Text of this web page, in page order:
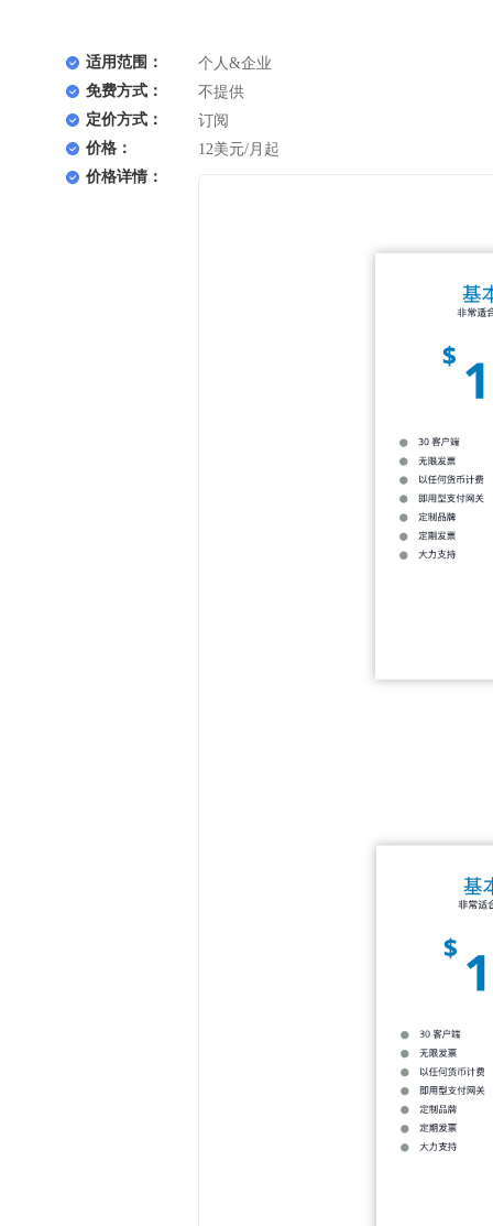
适用范围：
个人&企业
免费方式：
不提供
定价方式：
订阅
价格：
12美元/月起
价格详情：